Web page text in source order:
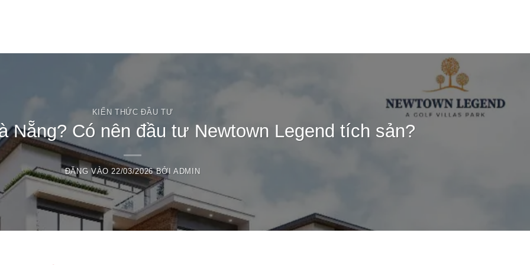
KIẾN THỨC ĐẦU TƯ
Nẵng? Có nên đầu tư Newtown Legend tích sản?
ĐĂNG VÀO22/03/2026 BỞIADMIN